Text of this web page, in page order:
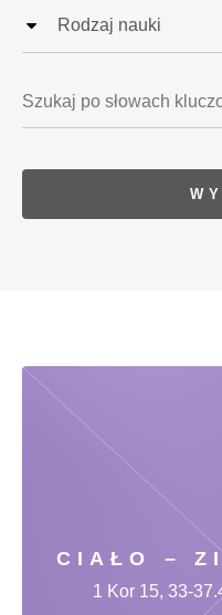
CIAŁO –
1 Kor 15, 33-